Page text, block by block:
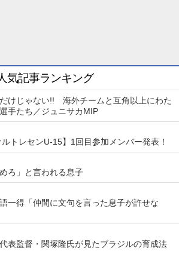
気記事ランキング
けじゃない!! 海外チームと互角以上にわた
手たち／ジュニサカMIP
ルトレセンU-15】1回目参加メンバー発表！
ろ」と言われる息子
一得「仲間に文句を言った息子が許せな
表監督・関塚隆氏が見たブラジルの育成法